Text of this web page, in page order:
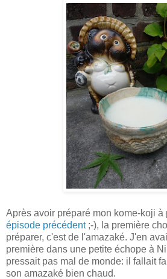
Après avoir préparé mon kome-koji à
épisode précédent;-), la première
préparer, c'est de l'amazaké. J'en
première dans une petite échope à
pressait pas mal de monde: il fallait
son amazaké bien chaud.